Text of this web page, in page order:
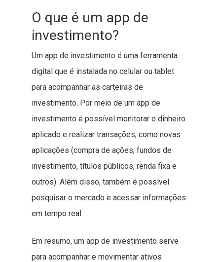
O que é um app de
investimento?
Um app de investimento é uma ferramenta
digital que é instalada no celular ou tablet
para acompanhar as carteiras de
investimento. Por meio de um app de
investimento é possível monitorar o dinheiro
aplicado e realizar transações, como novas
aplicações (compra de ações, fundos de
investimento, títulos públicos, renda fixa e
outros). Além disso, também é possível
pesquisar o mercado e acessar informações
em tempo real.
Em resumo, um app de investimento serve
para acompanhar e movimentar ativos